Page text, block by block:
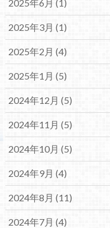
2025年6月 (1)
2025年3月 (1)
2025年2月 (4)
2025年1月 (5)
2024年12月 (5)
2024年11月 (5)
2024年10月 (5)
2024年9月 (4)
2024年8月 (11)
2024年7月 (4)